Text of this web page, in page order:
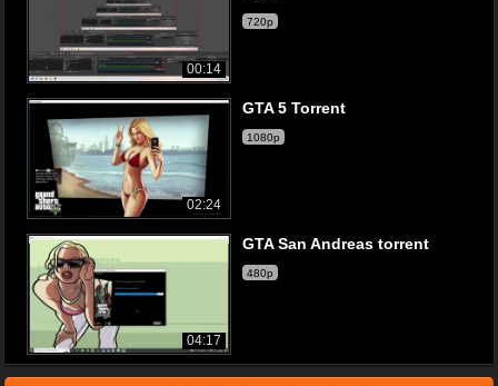
00:14
720p
02:24
GTA 5 Torrent
1080p
04:17
GTA San Andreas torrent
480p